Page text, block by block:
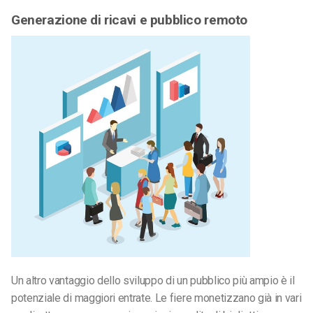
Generazione di ricavi e pubblico remoto
Un altro vantaggio dello sviluppo di un pubblico più ampio è il
potenziale di maggiori entrate. Le fiere monetizzano già in vari